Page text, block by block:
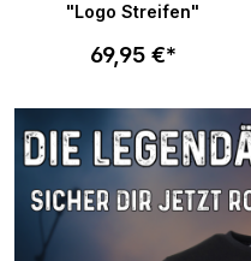
"Logo Streifen"
69,95 €*